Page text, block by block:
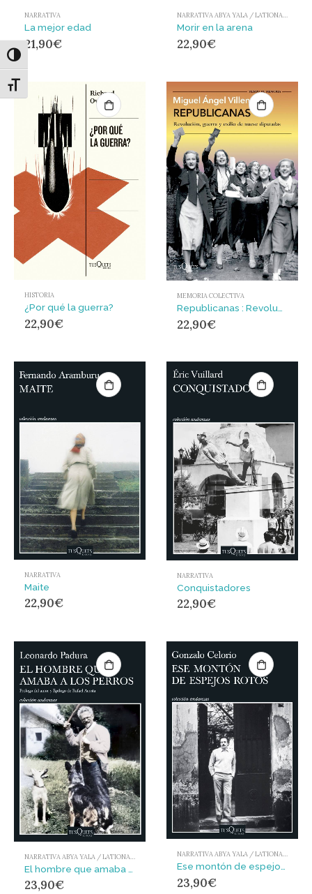
Alternar alto contraste
Alternar tamaño de letra
NARRATIVA
La mejor edad
21,90€
NARRATIVA ABYA YALA / LATIONAMÉRICA Y EL CARIBE
Morir en la arena
22,90€
HISTORIA
¿Por qué la guerra?
22,90€
MEMORIA COLECTIVA
22,90€
NARRATIVA
Maite
22,90€
NARRATIVA
Conquistadores
22,90€
NARRATIVA ABYA YALA / LATIONAMÉRICA Y EL CARIBE
23,90€
NARRATIVA ABYA YALA / LATIONAMÉRICA Y EL CARIBE
Ese montón de espejos rotos
23,90€